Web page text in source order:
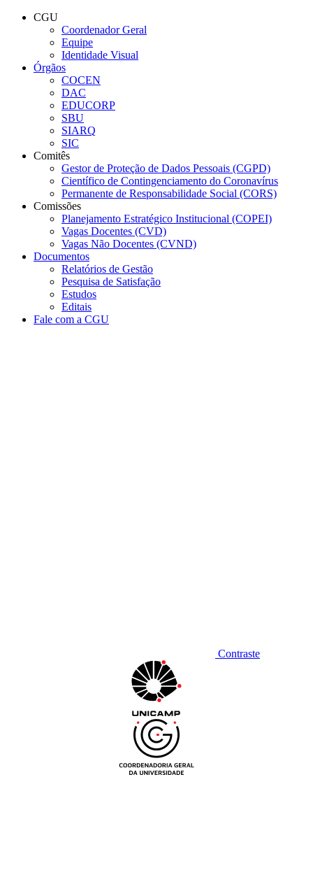
Conteúdo principal
CGU
Coordenador Geral
Equipe
Identidade Visual
Órgãos
COCEN
DAC
EDUCORP
SBU
SIARQ
SIC
Comitês
Gestor de Proteção de Dados Pessoais (CGPD)
Científico de Contingenciamento do Coronavírus
Permanente de Responsabilidade Social (CORS)
Comissões
Planejamento Estratégico Institucional (COPEI)
Vagas Docentes (CVD)
Vagas Não Docentes (CVND)
Documentos
Relatórios de Gestão
Pesquisa de Satisfação
Estudos
Editais
Fale com a CGU
Contraste